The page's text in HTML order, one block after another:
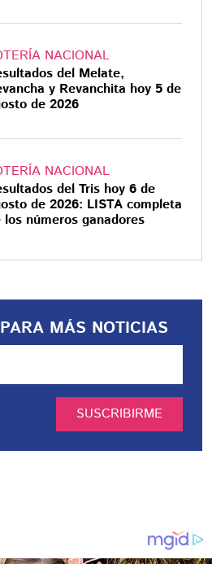
NACIONAL
del Melate,
y Revanchita hoy 5 de
de 2026
NACIONAL
del Tris hoy 6 de
de 2026: LISTA completa
los números ganadores
MÁS NOTICIAS
SUSCRIBIRME